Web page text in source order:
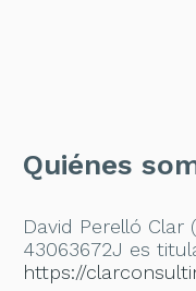
Quiénes
David Perelló Clar
43063672J es
https://